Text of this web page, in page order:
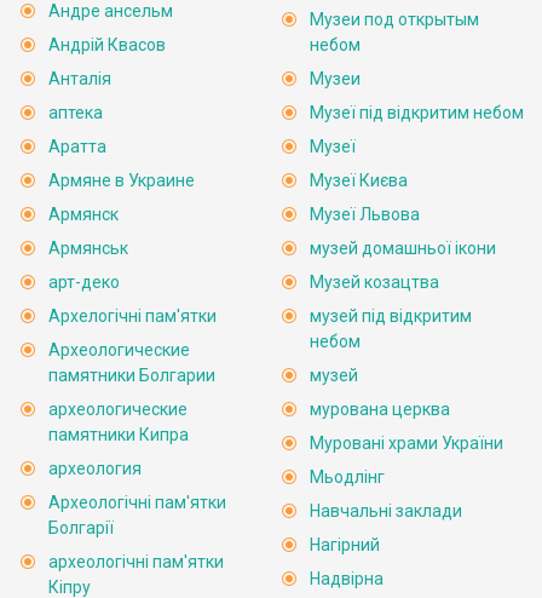
Андре ансельм
Андрій Квасов
Анталія
аптека
Аратта
Армяне в Украине
Армянск
Армянськ
арт-деко
Архелогічні пам'ятки
Археологические
памятники Болгарии
археологические
памятники Кипра
археология
Археологічні пам'ятки
Болгарії
археологічні пам'ятки
Кіпру
Музеи под открытым
небом
Музеи
Музеї під відкритим небом
Музеї
Музеї Києва
Музеї Львова
музей домашньої ікони
Музей козацтва
музей під відкритим
небом
музей
мурована церква
Муровані храми України
Мьодлінг
Навчальні заклади
Нагірний
Надвірна